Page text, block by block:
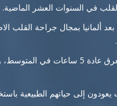
في السنوات العشر الماضية.
ألمانيا بمجال جراحة القلب
أوضح بوزقورت أن عمليات دعم القلب